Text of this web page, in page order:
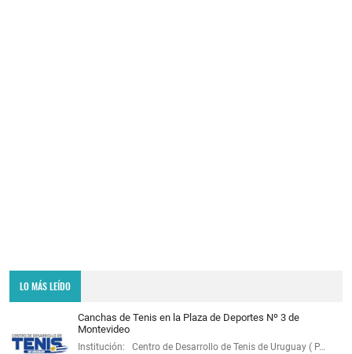
LO MÁS LEÍDO
Canchas de Tenis en la Plaza de Deportes Nº 3 de
Montevideo
Institución: Centro de Desarrollo de Tenis de Uruguay ( P…